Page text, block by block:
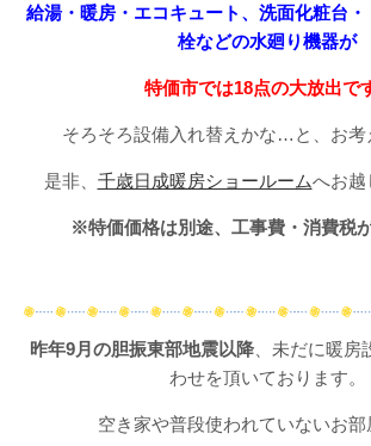
給湯・暖房・エコキュート、洗面化粧台
栓などの水廻り機器が
特価市では18点の大放出で
そろそろ設備入れ替えかな…と、お考
是非、 千歳日成暖房ショールームへお越
※特価価格は別途、工事費・消費税が
昨年9月の胆振東部地震以降 、未だに暖
わせを頂いております。
空き家や普段使われていないお部